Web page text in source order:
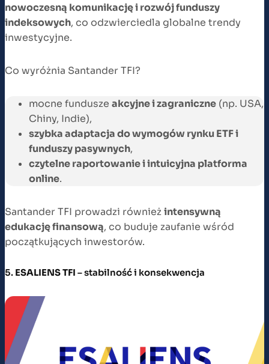
nowoczesną komunikację i rozwój funduszy
indeksowych, co odzwierciedla globalne trendy
inwestycyjne.
Co wyróżnia Santander TFI?
mocne fundusze akcyjne i zagraniczne (np. USA,
Chiny, Indie),
szybka adaptacja do wymogów rynku ETF i
funduszy pasywnych,
czytelne raportowanie i intuicyjna platforma
online.
Santander TFI prowadzi równieżintensywną
edukację finansową, co buduje zaufanie wśród
początkujących inwestorów.
5. ESALIENS TFI – stabilność i konsekwencja